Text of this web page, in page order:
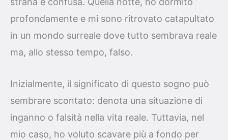
profondamente e mi sono ritrovato catapultato
in un mondo surreale dove tutto sembrava reale
ma, allo stesso tempo, falso.
Inizialmente, il significato di questo sogno può
sembrare scontato: denota una situazione di
inganno o falsità nella vita reale. Tuttavia, nel
mio caso, ho voluto scavare più a fondo per